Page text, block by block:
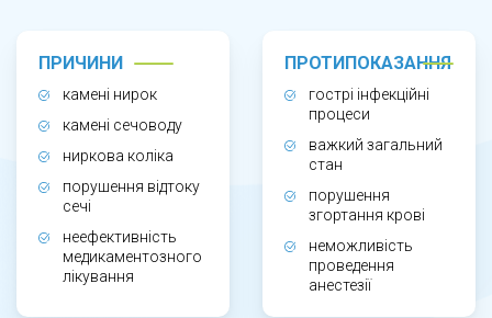
ЯК ПРОХОДИТЬ ЛАЗЕРНЕ ДРОБЛЕННЯ
КАМЕНІВ У НИРКАХ?
Втручання здійснюється через природні
ПРИЧИНИ
камені нирок
камені сечоводу
ниркова коліка
порушення відтоку
сечі
неефективність
медикаментозного
лікування
ПРОТИПОКАЗАННЯ
гострі інфекційні
процеси
важкий загальний
стан
порушення
згортання крові
неможливість
проведення
анестезії